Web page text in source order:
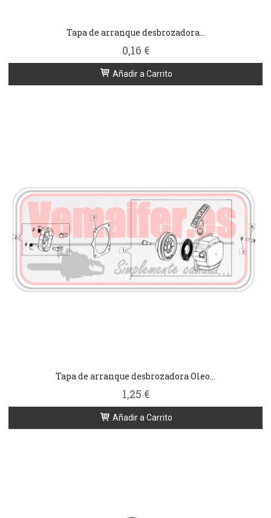
Tapa de arranque desbrozadora...
0,16 €
Añadir a Carrito
Tapa de arranque desbrozadora Oleo...
1,25 €
Añadir a Carrito